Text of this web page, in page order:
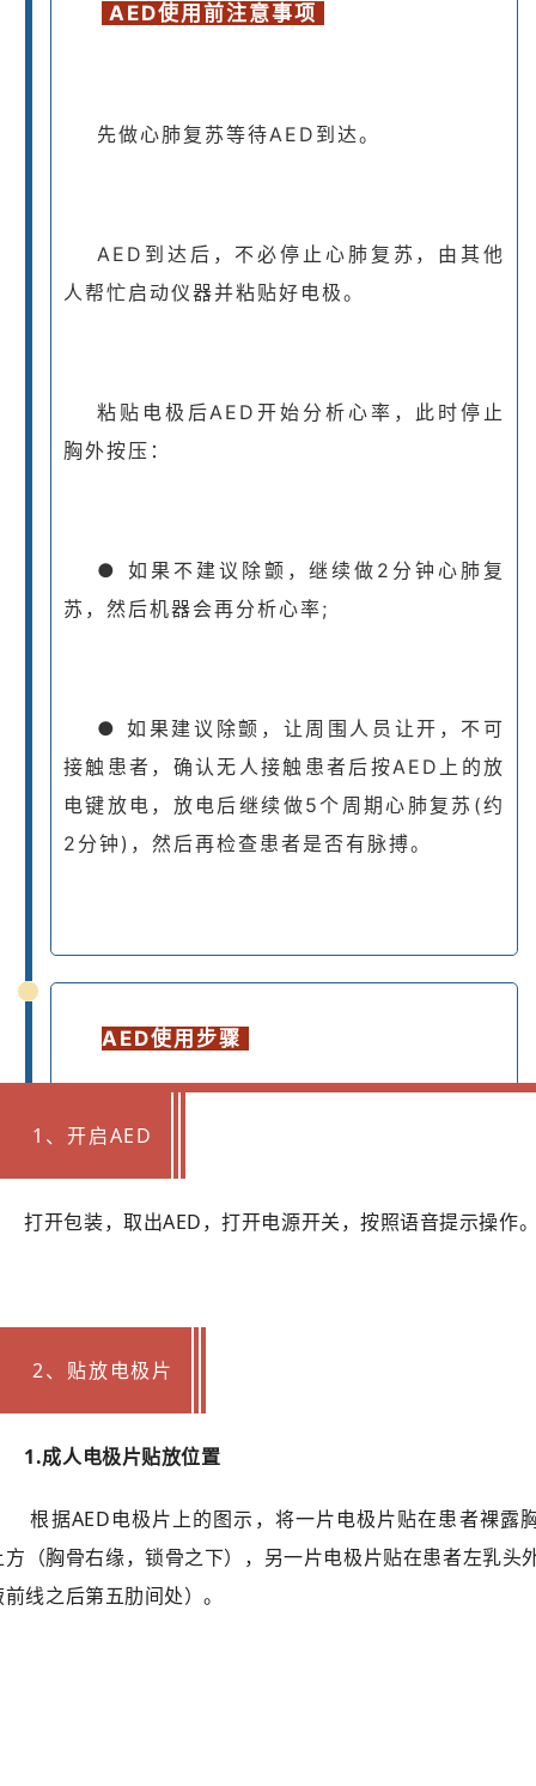
AED使用前注意事项
先做心肺复苏等待AED到达。
AED到达后，不必停止心肺复苏，由其他
人帮忙启动仪器并粘贴好电极。
粘贴电极后AED开始分析心率，此时停止
胸外按压：
● 如果不建议除颤，继续做2分钟心肺复
苏，然后机器会再分析心率;
● 如果建议除颤，让周围人员让开，不可
接触患者，确认无人接触患者后按AED上的放
电键放电，放电后继续做5个周期心肺复苏(约
2分钟)，然后再检查患者是否有脉搏。
AED使用步骤
1、开启AED
打开包装，取出AED，打开电源开关，按照语音提示操作
2、贴放电极片
1.成人电极片贴放位置
根据AED电极片上的图示，将一片电极片贴在患者裸露
方（胸骨右缘，锁骨之下），另一片电极片贴在患者左乳头
前线之后第五肋间处）。